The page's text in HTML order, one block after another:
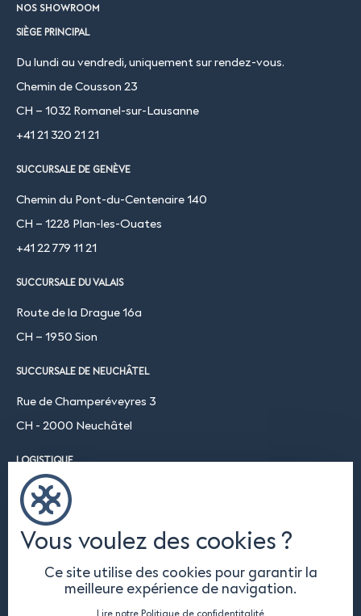
NOS SHOWROOM
SIÈGE PRINCIPAL
Du lundi au vendredi, uniquement sur rendez-vous.
Chemin de Cousson 23
CH – 1032 Romanel-sur-Lausanne
+41 21 320 21 21
SUCCURSALE DE GENÈVE
Chemin du Pont-du-Centenaire 140
CH – 1228 Plan-les-Ouates
+41 22 779 11 21
SUCCURSALE DU VALAIS
Route de la Drague 16a
CH – 1950 Sion
SUCCURSALE DE NEUCHÂTEL
Rue de Champeréveyres 3
CH - 2000 Neuchâtel
LOGISTIQUE
Chemin du Coteau 19
CH-1123 Aclens
NOUS SUIVRE
Vous voulez des cookies ?
Ce site utilise des cookies pour garantir la
meilleure expérience de navigation.